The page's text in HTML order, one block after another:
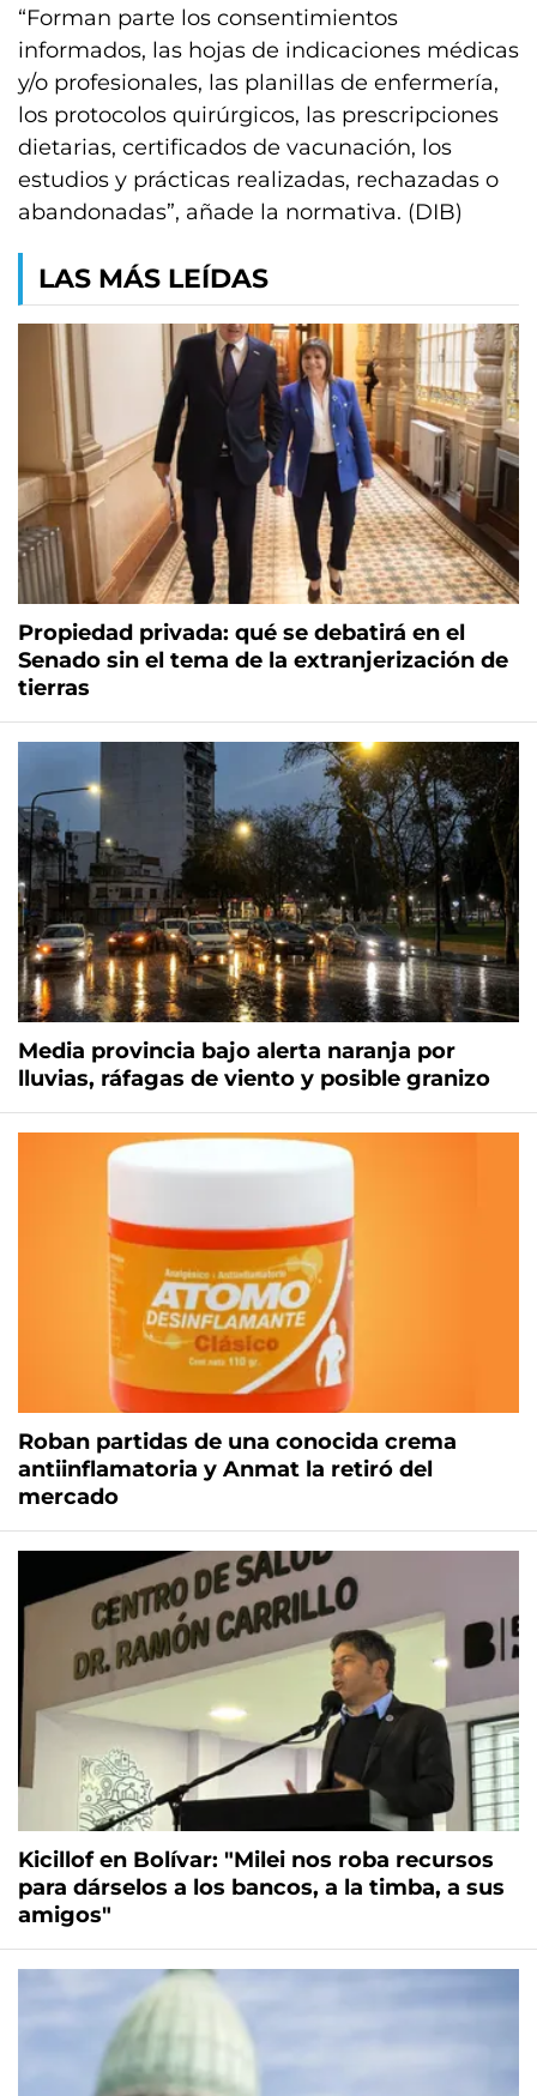
“Forman parte los consentimientos
informados, las hojas de indicaciones médicas
y/o profesionales, las planillas de enfermería,
los protocolos quirúrgicos, las prescripciones
dietarias, certificados de vacunación, los
estudios y prácticas realizadas, rechazadas o
abandonadas”, añade la normativa. (DIB)
LAS MÁS LEÍDAS
Propiedad privada: qué se debatirá en el
Senado sin el tema de la extranjerización de
tierras
Media provincia bajo alerta naranja por
lluvias, ráfagas de viento y posible granizo
Roban partidas de una conocida crema
antiinflamatoria y Anmat la retiró del
mercado
Kicillof en Bolívar: "Milei nos roba recursos
para dárselos a los bancos, a la timba, a sus
amigos"